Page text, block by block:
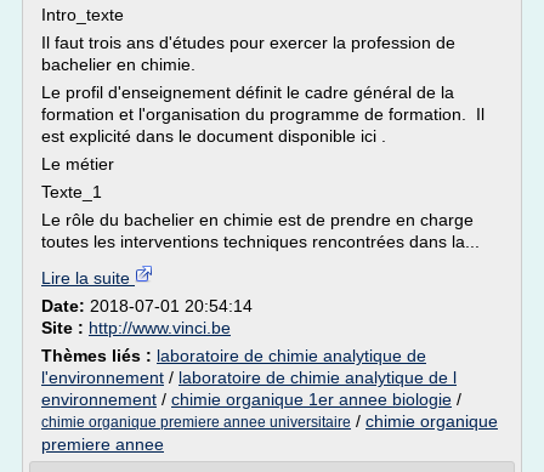
Intro_texte
Il faut trois ans d'études pour exercer la profession de
bachelier en chimie.
Le profil d'enseignement définit le cadre général de la
formation et l'organisation du programme de formation. Il
est explicité dans le document disponible ici .
Le métier
Texte_1
Le rôle du bachelier en chimie est de prendre en charge
toutes les interventions techniques rencontrées dans la...
Lire la suite
Date: 2018-07-01 20:54:14
Site : http://www.vinci.be
Thèmes liés : laboratoire de chimie analytique de
l'environnement / laboratoire de chimie analytique de l
environnement / chimie organique 1er annee biologie /
chimie organique premiere annee universitaire / chimie organique
premiere annee